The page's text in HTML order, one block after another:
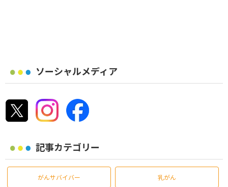
ソーシャルメディア
記事カテゴリー
がんサバイバー 乳がん